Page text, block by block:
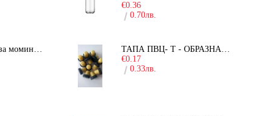
Аксесоар гривна за моминско парти "Team Bride" /6 броя/
€0.36
0.70лв.
ТАПА ПВЦ- Т - ОБРАЗНА - 19ММ
€0.17
0.33лв.